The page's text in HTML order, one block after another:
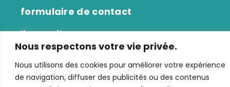
Nous respectons votre vie privée.
Nous utilisons des cookies pour améliorer votre expérience
de navigation, diffuser des publicités ou des contenus
formulaire de contact
liens utiles
bilans comptables